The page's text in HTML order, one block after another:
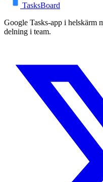
TasksBoard
Google Tasks-app i helskärm
delning i team.